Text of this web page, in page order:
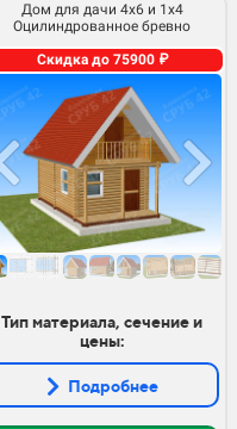
Дом для дачи 4х6 и 1х4
Оцилиндрованное бревно
Скидка до 75900 ₽
Тип материала, сечение и
цены:
Подробнее